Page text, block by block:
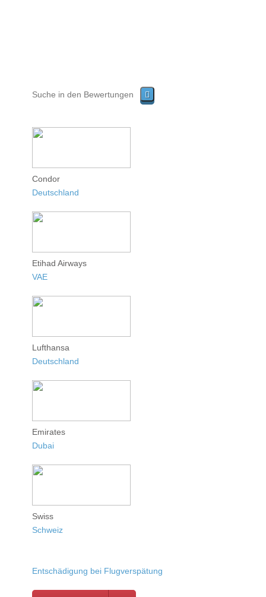
Condor
Deutschland
Etihad Airways
VAE
Lufthansa
Deutschland
Emirates
Dubai
Swiss
Schweiz
Entschädigung bei Flugverspätung